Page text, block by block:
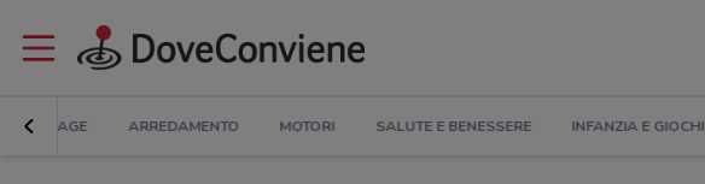
BRICOLAGE ARREDAMENTO MOTORI SALUTE E BENESSERE INFANZIA E GIOCHI